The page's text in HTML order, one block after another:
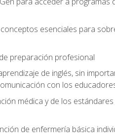
esenciales para
preparación profesional
de inglés, sin
con los
médica y de los
de enfermería básica